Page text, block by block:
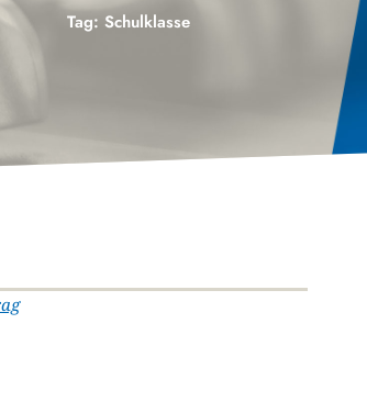
Tag: Schulklasse